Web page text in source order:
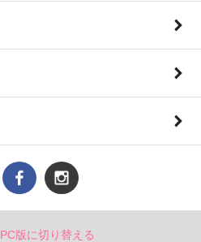
PC版に切り替える